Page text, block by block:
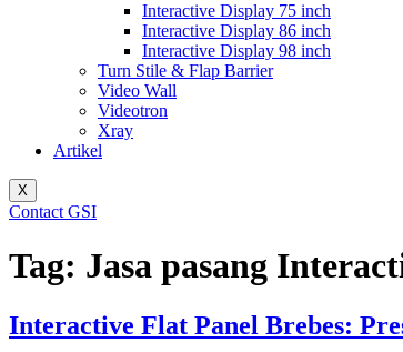
Interactive Display 75 inch
Interactive Display 86 inch
Interactive Display 98 inch
Turn Stile & Flap Barrier
Video Wall
Videotron
Xray
Artikel
X
Contact GSI
Tag: Jasa pasang
Interactive Flat Panel Brebes: